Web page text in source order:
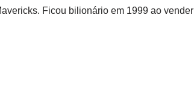
Ficou bilionário em 1999 ao vender